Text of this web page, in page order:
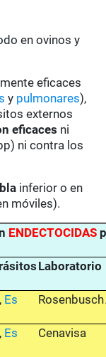
en ovinos y
eficaces
y pulmonares),
externos
eficaces ni
ni contra los
inferior o en
móviles).
ENDECTOCIDAS
Laboratorio
, Es Rosenbusch
, Es Cenavisa